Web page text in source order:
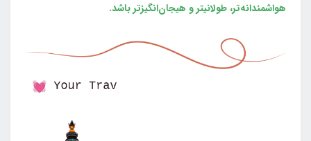
هواشمندانه‌تر، طولانی‎تر و هیجان‌انگیزتر باشد.